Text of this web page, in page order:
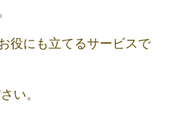
役にも立てるサービスで
い。